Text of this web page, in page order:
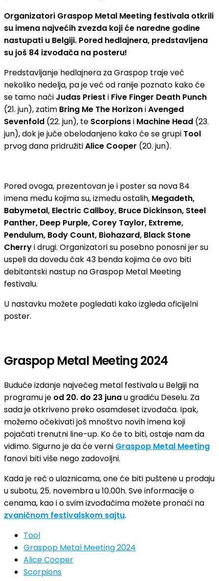
Organizatori Graspop Metal Meeting festivala otkrili
su imena najvećih zvezda koji će naredne godine
nastupati u Belgiji. Pored hedlajnera, predstavljena
su još 84 izvođača na posteru!
Predstavljanje hedlajnera za Graspop traje već
nekoliko nedelja, pa je već od ranije poznato kako će
se tamo naći Judas Priest i Five Finger Death Punch
(21. jun), zatim Bring Me The HorizoniAvenged
Sevenfold (22. jun), te Scorpionsi Machine Head (23.
jun), dok je juče obelodanjeno kako će se grupi Tool
prvog dana pridružitiAlice Cooper (20. jun).
Pored ovoga, prezentovan je i poster sa nova 84
imena među kojima su, između ostalih, Megadeth,
Babymetal, Electric Callboy, Bruce Dickinson, Steel
Panther, Deep Purple, Corey Taylor, Extreme,
Pendulum, Body Count, Biohazard, Black Stone
Cherryi drugi. Organizatori su posebno ponosni jer su
uspeli da dovedu čak 43 benda kojima će ovo biti
debitantski nastup na Graspop Metal Meeting
festivalu.
U nastavku možete pogledati kako izgleda oficijelni
poster.
Graspop Metal Meeting 2024
Buduće izdanje najvećeg metal festivala u Belgiji na
programu je od 20. do 23 junau gradiću Deselu. Za
sada je otkriveno preko osamdeset izvođača. Ipak,
možemo očekivati još mnoštvo novih imena koji
pojačati trenutni line-up. Ko će to biti, ostaje nam da
vidimo. Sigurno je da će verni Graspop Metal Meeting
fanovi biti više nego zadovoljni.
Kada je reč o ulaznicama, one će biti puštene u prodaju
u subotu, 25. novembra u 10.00h. Sve informacije o
cenama, kao i o svim izvođačima možete pronaći na
zvaničnom festivalskom sajtu.
Tool
Graspop Metal Meeting 2024
Alice Cooper
Scorpions